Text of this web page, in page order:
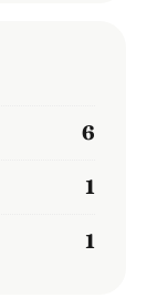
6
1
1